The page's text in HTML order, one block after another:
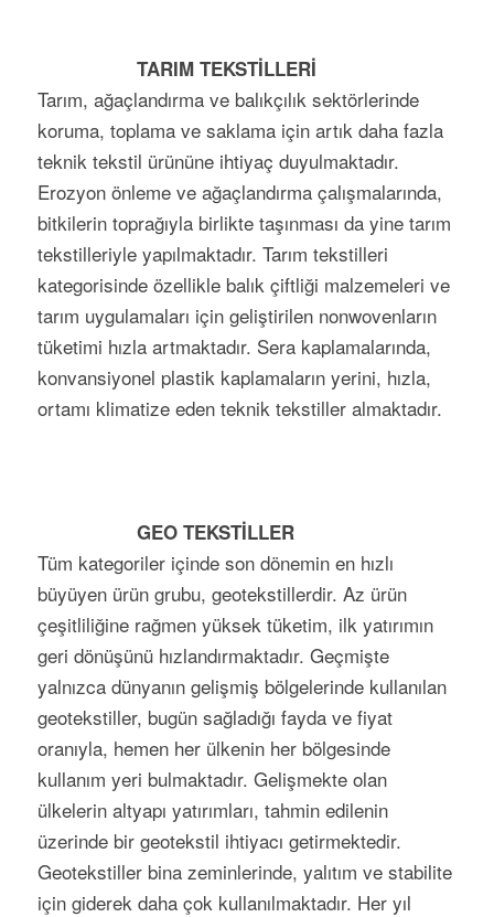
TARIM TEKSTİLLERİ
Tarım, ağaçlandırma ve balıkçılık sektörlerinde
koruma, toplama ve saklama için artık daha fazla
teknik tekstil ürününe ihtiyaç duyulmaktadır.
Erozyon önleme ve ağaçlandırma çalışmalarında,
bitkilerin toprağıyla birlikte taşınması da yine tarım
tekstilleriyle yapılmaktadır. Tarım tekstilleri
kategorisinde özellikle balık çiftliği malzemeleri ve
tarım uygulamaları için geliştirilen nonwovenların
tüketimi hızla artmaktadır. Sera kaplamalarında,
konvansiyonel plastik kaplamaların yerini, hızla,
ortamı klimatize eden teknik tekstiller almaktadır.
GEO TEKSTİLLER
Tüm kategoriler içinde son dönemin en hızlı
büyüyen ürün grubu, geotekstillerdir. Az ürün
çeşitliliğine rağmen yüksek tüketim, ilk yatırımın
geri dönüşünü hızlandırmaktadır. Geçmişte
yalnızca dünyanın gelişmiş bölgelerinde kullanılan
geotekstiller, bugün sağladığı fayda ve fiyat
oranıyla, hemen her ülkenin her bölgesinde
kullanım yeri bulmaktadır. Gelişmekte olan
ülkelerin altyapı yatırımları, tahmin edilenin
üzerinde bir geotekstil ihtiyacı getirmektedir.
Geotekstiller bina zeminlerinde, yalıtım ve stabilite
için giderek daha çok kullanılmaktadır. Her yıl